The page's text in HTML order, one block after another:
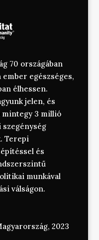
70 országában
egészséges,
élhessen.
jelen, és
mintegy 3 millió
szegénység
Terepi
és
munkával
válságon.
2023